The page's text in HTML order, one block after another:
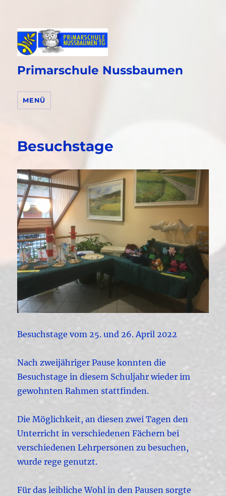
Primarschule Nussbaumen
MENÜ
Besuchstage
Besuchstage vom 25. und 26. April 2022
Nach zweijähriger Pause konnten die
Besuchstage in diesem Schuljahr wieder im
gewohnten Rahmen stattfinden.
Die Möglichkeit, an diesen zwei Tagen den
Unterricht in verschiedenen Fächern bei
verschiedenen Lehrpersonen zu besuchen,
wurde rege genutzt.
Für das leibliche Wohl in den Pausen sorgte